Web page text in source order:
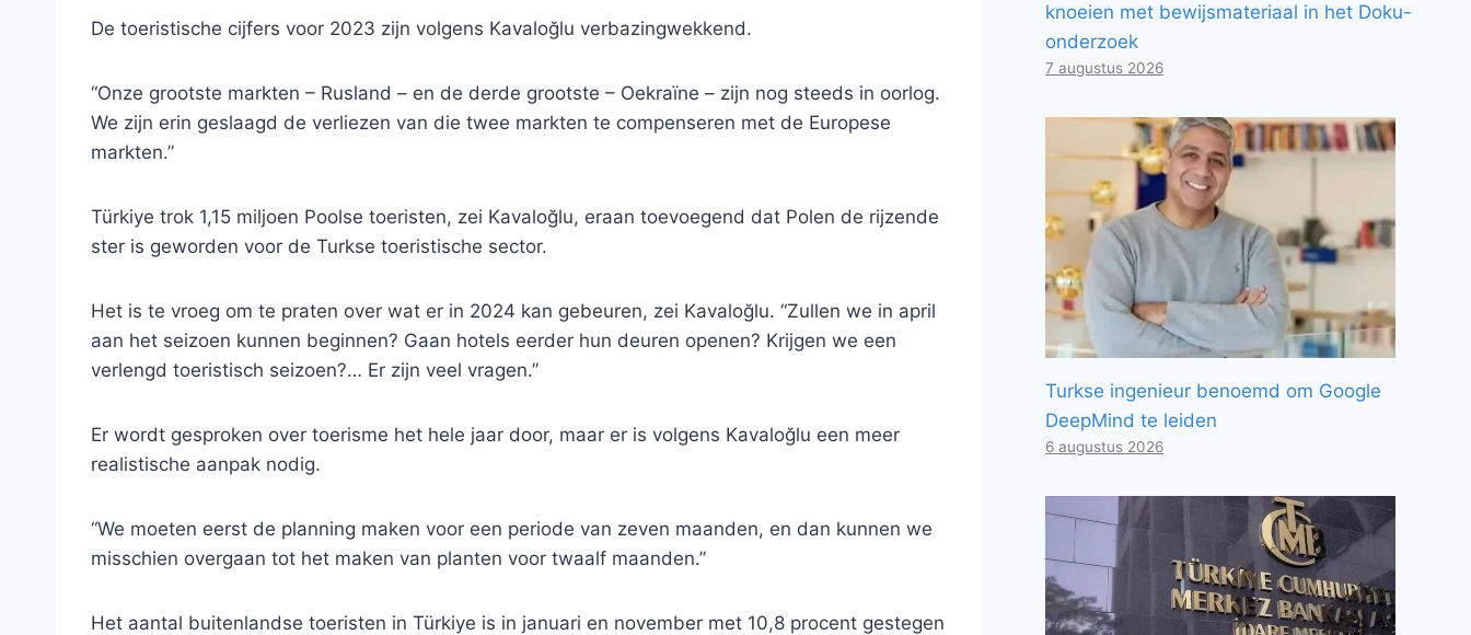
De toeristische cijfers voor 2023 zijn volgens Kavaloğlu verbazingwekkend.
“Onze grootste markten – Rusland – en de derde grootste – Oekraïne – zijn nog steeds in oorlog.
We zijn erin geslaagd de verliezen van die twee markten te compenseren met de Europese
markten.”
Türkiye trok 1,15 miljoen Poolse toeristen, zei Kavaloğlu, eraan toevoegend dat Polen de rijzende
ster is geworden voor de Turkse toeristische sector.
Het is te vroeg om te praten over wat er in 2024 kan gebeuren, zei Kavaloğlu. “Zullen we in april
aan het seizoen kunnen beginnen? Gaan hotels eerder hun deuren openen? Krijgen we een
verlengd toeristisch seizoen?… Er zijn veel vragen.”
Er wordt gesproken over toerisme het hele jaar door, maar er is volgens Kavaloğlu een meer
realistische aanpak nodig.
“We moeten eerst de planning maken voor een periode van zeven maanden, en dan kunnen we
misschien overgaan tot het maken van planten voor twaalf maanden.”
Het aantal buitenlandse toeristen in Türkiye is in januari en november met 10,8 procent gestegen
knoeien met bewijsmateriaal in het Doku-
onderzoek
7 augustus 2026
Turkse ingenieur benoemd om Google
DeepMind te leiden
6 augustus 2026